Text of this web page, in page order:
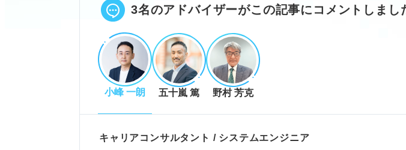
3名のアドバイザーがこの記事にコメントしまし
小峰 一朗 五十嵐 篤 野村 芳克
キャリアコンサルタント / システムエンジニア